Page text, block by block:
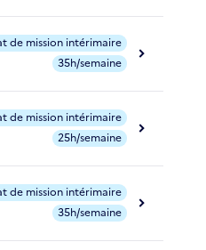
de mission intérimaire
35h/semaine
de mission intérimaire
25h/semaine
de mission intérimaire
35h/semaine